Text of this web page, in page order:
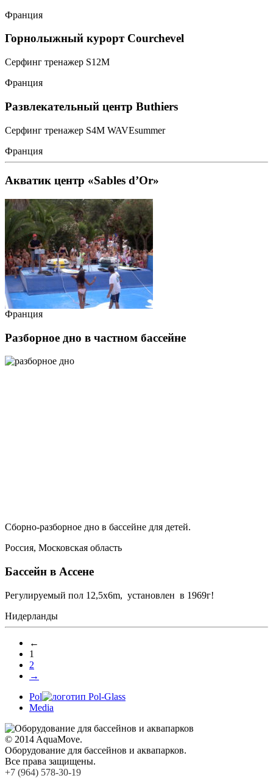
Франция
Горнолыжный курорт Courchevel
Серфинг тренажер S12M
Франция
Развлекательный центр Buthiers
Серфинг тренажер S4M WAVEsummer
Франция
Акватик центр «Sables d’Or»
Франция
Разборное дно в частном бассейне
Сборно-разборное дно в бассейне для детей.
Россия, Московская область
Бассейн в Ассене
Регулируемый пол 12,5х6m, установлен в 1969г!
Нидерланды
←
1
2
→
Pol
Media
© 2014 AquaMove.
Оборудование для бассейнов и аквапарков.
Все права защищены.
+7 (964) 578-30-19